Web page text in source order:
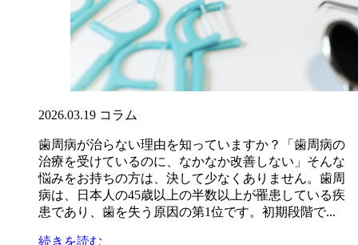
2026.03.19 コラム
歯周病が治らない理由を知っていますか？「歯周病の
治療を受けているのに、なかなか改善しない」そんな
悩みをお持ちの方は、決して少なくありません。歯周
病は、日本人の45歳以上の半数以上が罹患している疾
患であり、歯を失う原因の第1位です。初期段階で...
続きを読む